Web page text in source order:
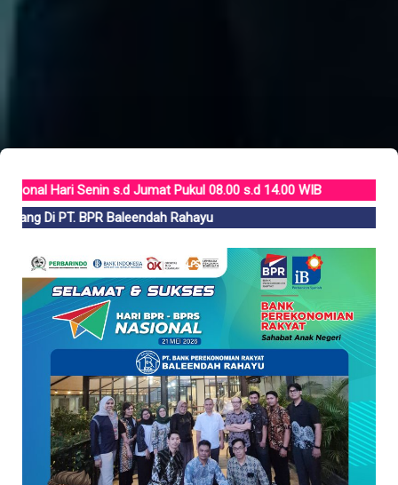
Senin s.d Jumat Pukul 08.00 s.d 14.00 WIB
BPR Baleendah Rahayu